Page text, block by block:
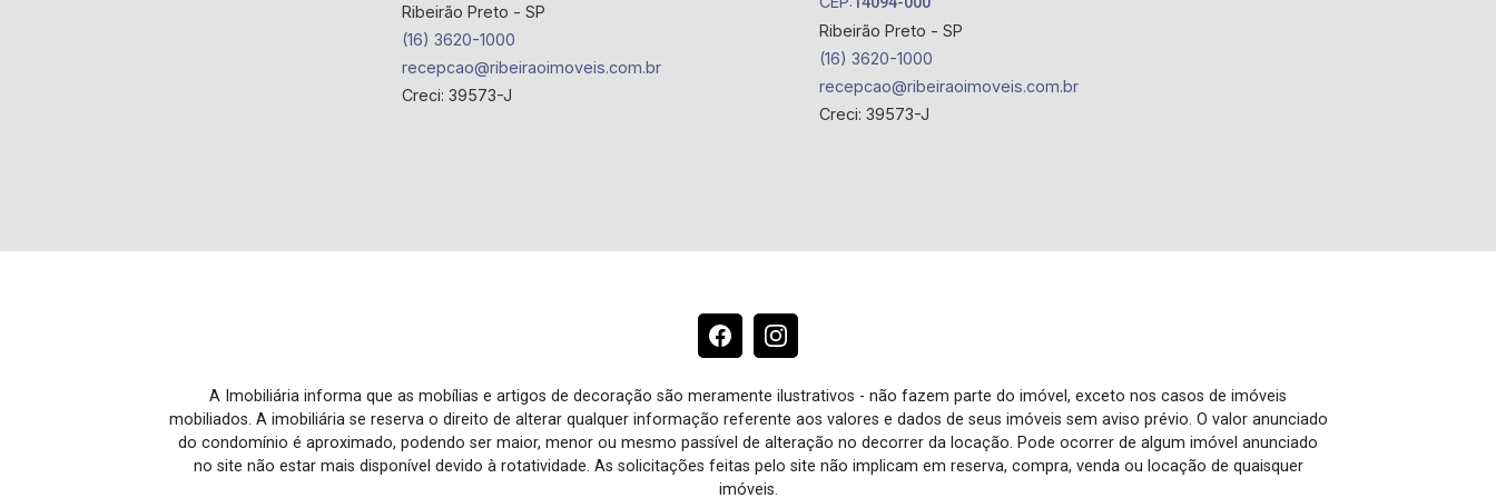
Ribeirão Preto - SP
(16) 3620-1000
recepcao@ribeiraoimoveis.com.br
Creci: 39573-J
Ribeirão Preto - SP
(16) 3620-1000
recepcao@ribeiraoimoveis.com.br
Creci: 39573-J
A Imobiliária informa que as mobílias e artigos de decoração são meramente ilustrativos - não fazem parte do imóvel, exceto nos casos de imóveis
mobiliados. A imobiliária se reserva o direito de alterar qualquer informação referente aos valores e dados de seus imóveis sem aviso prévio. O valor anunciado
do condomínio é aproximado, podendo ser maior, menor ou mesmo passível de alteração no decorrer da locação. Pode ocorrer de algum imóvel anunciado
no site não estar mais disponível devido à rotatividade. As solicitações feitas pelo site não implicam em reserva, compra, venda ou locação de quaisquer
imóveis.